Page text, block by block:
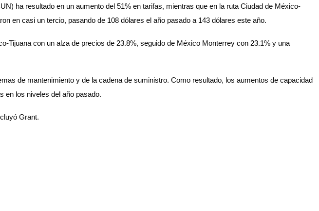
ha resultado en un aumento del 51% en tarifas, mientras que en la ruta Ciudad de México-
en casi un tercio, pasando de 108 dólares el año pasado a 143 dólares este año.
con un alza de precios de 23.8%, seguido de México Monterrey con 23.1% y una
de mantenimiento y de la cadena de suministro. Como resultado, los aumentos de capacidad
en los niveles del año pasado.
Grant.